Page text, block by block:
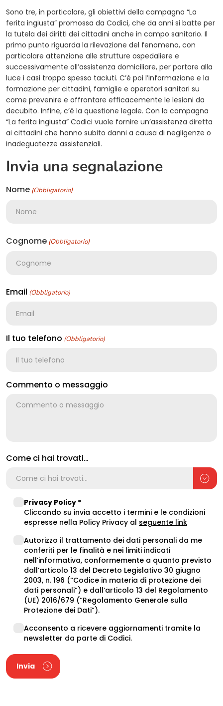
Sono tre, in particolare, gli obiettivi della campagna “La
ferita ingiusta” promossa da Codici, che da anni si batte per
la tutela dei diritti dei cittadini anche in campo sanitario. Il
primo punto riguarda la rilevazione del fenomeno, con
particolare attenzione alle strutture ospedaliere e
successivamente all’assistenza domiciliare, per portare alla
luce i casi troppo spesso taciuti. C’è poi l’informazione e la
formazione per cittadini, famiglie e operatori sanitari su
come prevenire e affrontare efficacemente le lesioni da
decubito. Infine, c’è la questione legale. Con la campagna
“La ferita ingiusta” Codici vuole fornire un’assistenza diretta
ai cittadini che hanno subito danni a causa di negligenze o
inadeguatezze assistenziali.
Invia una segnalazione
Nome (Obbligatorio)
Cognome (Obbligatorio)
Email (Obbligatorio)
Il tuo telefono (Obbligatorio)
Commento o messaggio
Come ci hai trovati…
Privacy
Policy
Privacy Policy *
Cliccando su invia accetto i termini e le condizioni
espresse nella Policy Privacy al seguente link(opens in
Data
Procesing
Autorizzo il trattamento dei dati personali da me
conferiti per le finalità e nei limiti indicati
nell’informativa, conformemente a quanto previsto
dall’articolo 13 del Decreto Legislativo 30 giugno
2003, n. 196 (“Codice in materia di protezione dei
dati personali”) e dall’articolo 13 del Regolamento
(UE) 2016/679 (“Regolamento Generale sulla
Protezione dei Dati”).
Newsletter
Acconsento a ricevere aggiornamenti tramite la
newsletter da parte di Codici.
Invia